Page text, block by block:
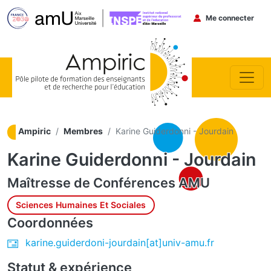
Menu du
Me connecter
Ampiric Membres Karine Guiderdonni - Jourdain
Karine Guiderdonni - Jourdain
Maîtresse de Conférences AMU
Sciences Humaines Et Sociales
Coordonnées
karine.guiderdoni-jourdain[at]univ-amu.fr
Statut & expérience